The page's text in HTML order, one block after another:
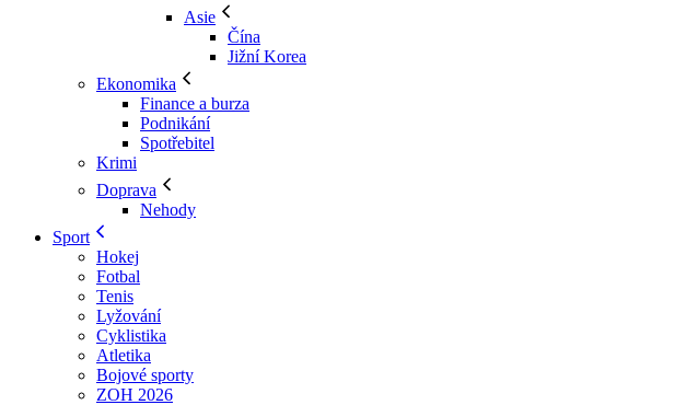
Asie
Čína
Jižní Korea
Ekonomika
Finance a burza
Podnikání
Spotřebitel
Krimi
Doprava
Nehody
Sport
Hokej
Fotbal
Tenis
Lyžování
Cyklistika
Atletika
Bojové sporty
ZOH 2026